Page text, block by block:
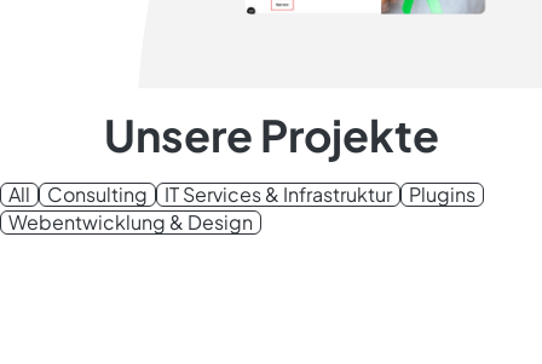
Unsere Projekte
All Consulting IT Services & Infrastruktur
Plugins
Webentwicklung & Design